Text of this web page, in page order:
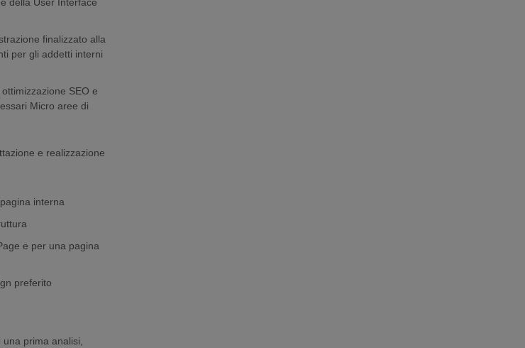
finalizzato alla
per gli addetti interni
SEO e
Micro aree di
e realizzazione
interna
e per una pagina
preferito
prima analisi,